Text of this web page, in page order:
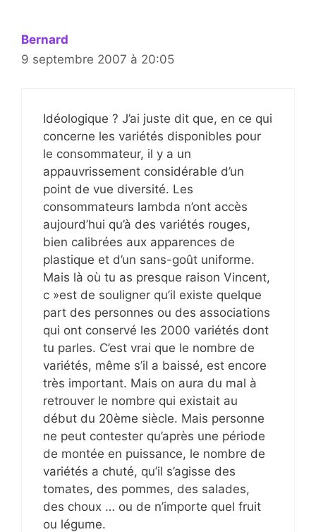
Bernard
9 septembre 2007 à 20:05
Idéologique ? J’ai juste dit que, en ce qui
concerne les variétés disponibles pour
le consommateur, il y a un
appauvrissement considérable d’un
point de vue diversité. Les
consommateurs lambda n’ont accès
aujourd’hui qu’à des variétés rouges,
bien calibrées aux apparences de
plastique et d’un sans-goût uniforme.
Mais là où tu as presque raison Vincent,
c »est de souligner qu’il existe quelque
part des personnes ou des associations
qui ont conservé les 2000 variétés dont
tu parles. C’est vrai que le nombre de
variétés, même s’il a baissé, est encore
très important. Mais on aura du mal à
retrouver le nombre qui existait au
début du 20ème siècle. Mais personne
ne peut contester qu’après une période
de montée en puissance, le nombre de
variétés a chuté, qu’il s’agisse des
tomates, des pommes, des salades,
des choux … ou de n’importe quel fruit
ou légume.